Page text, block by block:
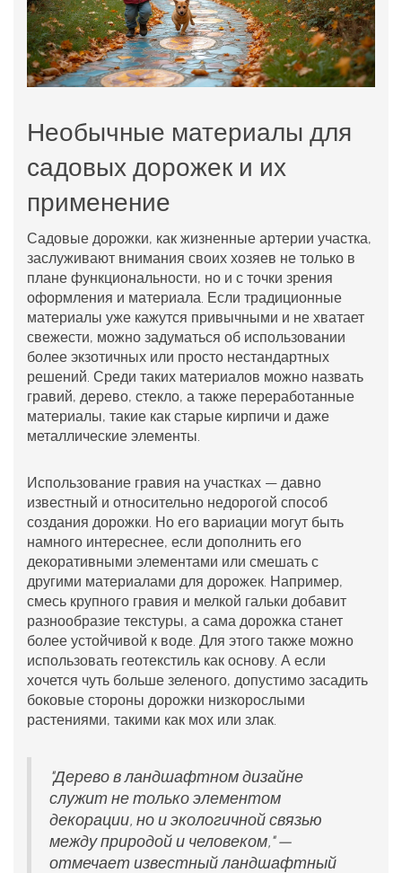
Необычные материалы для
садовых дорожек и их
применение
Садовые дорожки, как жизненные артерии участка,
заслуживают внимания своих хозяев не только в
плане функциональности, но и с точки зрения
оформления и материала. Если традиционные
материалы уже кажутся привычными и не хватает
свежести, можно задуматься об использовании
более экзотичных или просто нестандартных
решений. Среди таких материалов можно назвать
гравий, дерево, стекло, а также переработанные
материалы, такие как старые кирпичи и даже
металлические элементы.
Использование гравия на участках — давно
известный и относительно недорогой способ
создания дорожки. Но его вариации могут быть
намного интереснее, если дополнить его
декоративными элементами или смешать с
другими материалами для дорожек . Например,
смесь крупного гравия и мелкой гальки добавит
разнообразие текстуры, а сама дорожка станет
более устойчивой к воде. Для этого также можно
использовать геотекстиль как основу. А если
хочется чуть больше зеленого, допустимо засадить
боковые стороны дорожки низкорослыми
растениями, такими как мох или злак.
"Дерево в ландшафтном дизайне
служит не только элементом
декорации, но и экологичной связью
между природой и человеком," —
отмечает известный ландшафтный